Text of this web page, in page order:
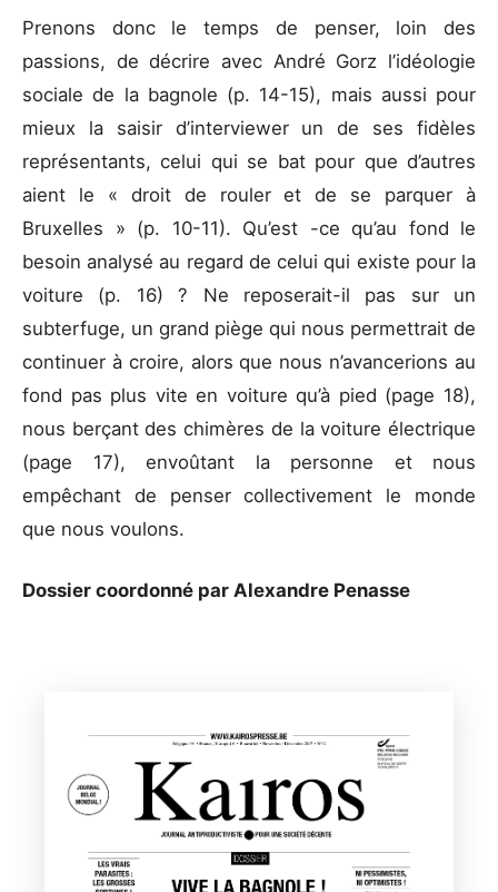
Prenons donc le temps de penser, loin des
passions, de décrire avec André Gorz l’idéologie
sociale de la bagnole (p. 14-15), mais aussi pour
mieux la saisir d’interviewer un de ses fidèles
représentants, celui qui se bat pour que d’autres
aient le « droit de rouler et de se parquer à
Bruxelles » (p. 10-11). Qu’est -ce qu’au fond le
besoin analysé au regard de celui qui existe pour la
voiture (p. 16) ? Ne reposerait-il pas sur un
subterfuge, un grand piège qui nous permettrait de
continuer à croire, alors que nous n’avancerions au
fond pas plus vite en voiture qu’à pied (page 18),
nous berçant des chimères de la voiture électrique
(page 17), envoûtant la personne et nous
empêchant de penser collectivement le monde
que nous voulons.
Dossier coordonné par Alexandre Penasse